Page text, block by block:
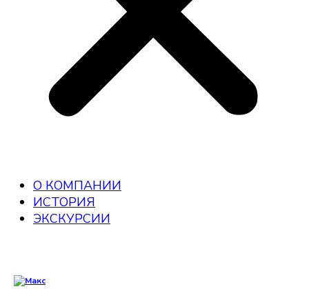
О КОМПАНИИ
ИСТОРИЯ
ЭКСКУРСИИ